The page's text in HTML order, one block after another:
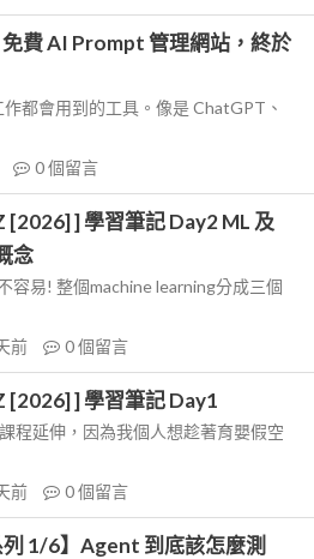
免費 AI Prompt 管理網站，終於
都會用到的工具。像是 ChatGPT、
0個留言
] 學習筆記 Day2 ML 及
念
容易! 整個machine learning分成三個
前 0個留言
] 學習筆記 Day1
程延伸，因為我個人想趁著育嬰假空
前 0個留言
1/6】Agent 到底該怎麼測